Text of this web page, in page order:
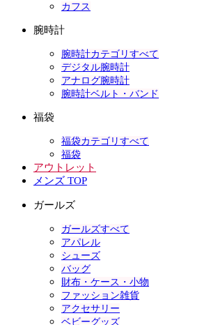
カフス
腕時計
腕時計カテゴリすべて
デジタル腕時計
アナログ腕時計
腕時計ベルト・バンド
福袋
福袋カテゴリすべて
福袋
アウトレット
メンズ TOP
ガールズ
ガールズすべて
アパレル
シューズ
バッグ
財布・ケース・小物
ファッション雑貨
アクセサリー
ベビーグッズ